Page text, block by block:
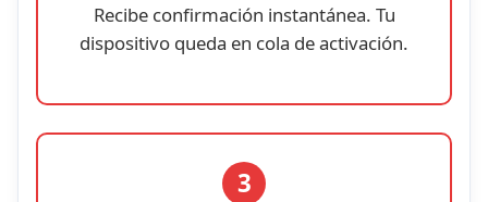
Recibe confirmación instantánea. Tu
dispositivo queda en cola de activación.
3